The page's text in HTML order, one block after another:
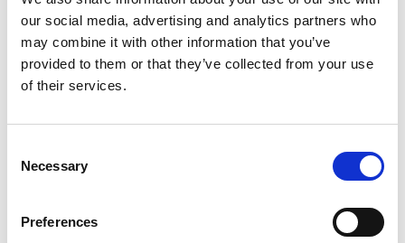
our social media, advertising and analytics partners who
may combine it with other information that you’ve
provided to them or that they’ve collected from your use
of their services.
Selection
Necessary
Preferences
1. Hankittavien osakkeiden enimmäismäärä:
Hallitus on valtuutuksen nojalla oikeutettu päättämään
enintään 400 000 yhtiön oman osakkeen hankkimisesta.
Omat osakkeet hankitaan muutoin kuin osakkeenomistajien
omistamien osakkeiden suhteessa yhtiön vapaalla omalla
pääomalla osakkeiden hankintahetken markkinahintaan